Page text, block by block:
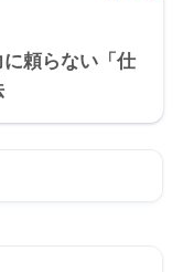
頼らない「仕